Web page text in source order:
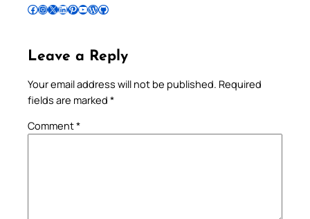
Follow Pradeep on Facebook Follow Pradeep on InstagramFollow Pradeep on X Follow Pradeep on LinkedIn Follow Pradeep on Pinterest Subscribe to Pradeep’s Youtube Channel Follow Pradeep on WordPress Follow Pradeep on GitHub
Leave a Reply
Your email address will not be published. Required
fields are marked *
Comment*